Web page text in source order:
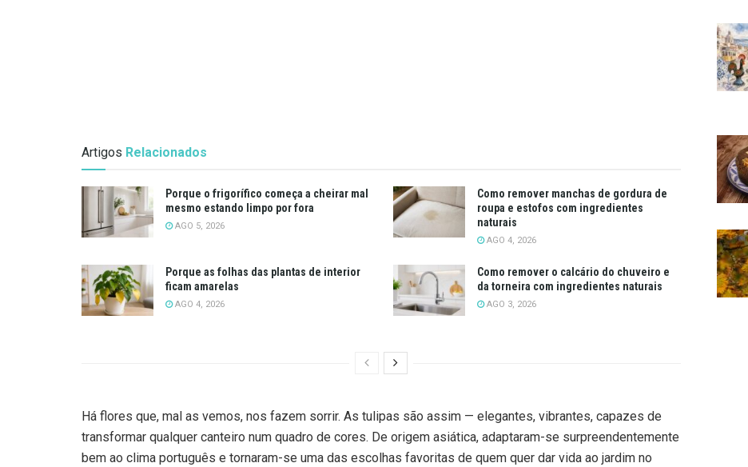
Artigos Relacionados
Porque o frigorífico começa a cheirar mal
mesmo estando limpo por fora
AGO 5, 2026
Como remover manchas de gordura de
roupa e estofos com ingredientes
naturais
AGO 4, 2026
Porque as folhas das plantas de interior
ficam amarelas
AGO 4, 2026
Como remover o calcário do chuveiro e
da torneira com ingredientes naturais
AGO 3, 2026
Há flores que, mal as vemos, nos fazem sorrir. As tulipas são assim — elegantes, vibrantes, capazes de
transformar qualquer canteiro num quadro de cores. De origem asiática, adaptaram-se surpreendentemente
bem ao clima português e tornaram-se uma das escolhas favoritas de quem quer dar vida ao jardim no